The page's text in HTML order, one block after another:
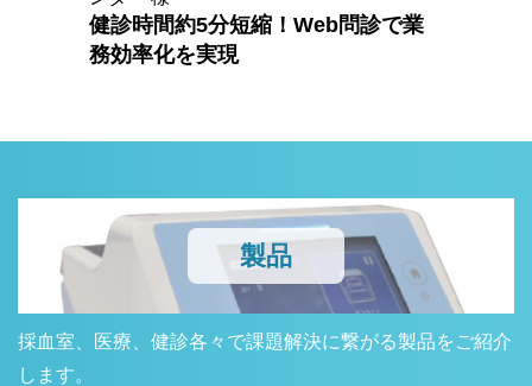
健診時間約5分短縮！Web問診で業
務効率化を実現
製品
採血室、医療、健診各々で課題解決に繋がる製品をご紹介
します。